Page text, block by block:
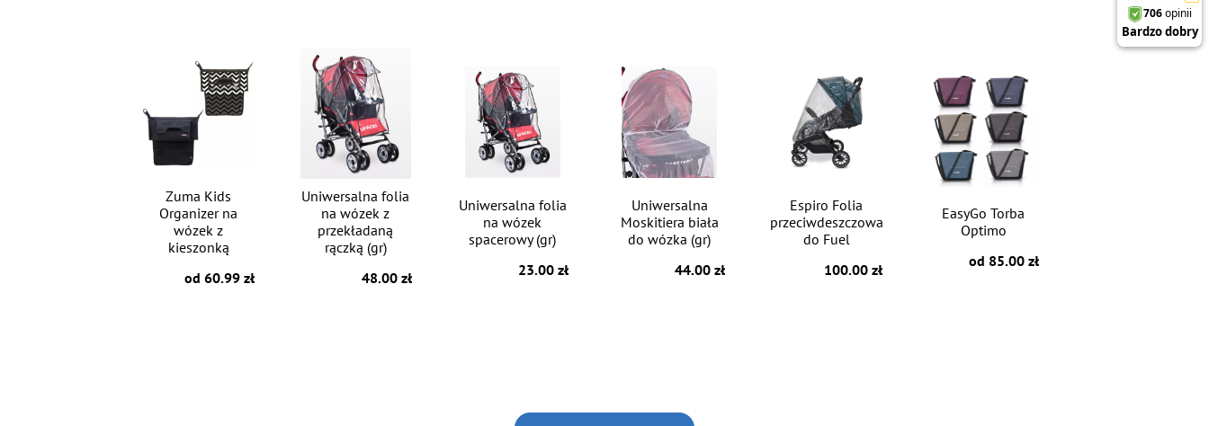
Zuma Kids
Organizer na
wózek z
kieszonką
od 60.99 zł
Uniwersalna folia
na wózek z
przekładaną
rączką (gr)
48.00 zł
Uniwersalna folia
na wózek
spacerowy (gr)
23.00 zł
Uniwersalna
Moskitiera biała
do wózka (gr)
44.00 zł
Espiro Folia
przeciwdeszczowa
do Fuel
100.00 zł
EasyGo Torba
Optimo
od 85.00 zł